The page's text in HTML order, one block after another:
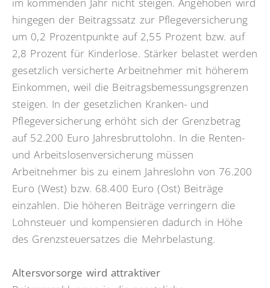
hingegen der Beitragssatz zur Pflegeversicherung
um 0,2 Prozentpunkte auf 2,55 Prozent bzw. auf
2,8 Prozent für Kinderlose. Stärker belastet werden
gesetzlich versicherte Arbeitnehmer mit höherem
Einkommen, weil die Beitragsbemessungsgrenzen
steigen. In der gesetzlichen Kranken- und
Pflegeversicherung erhöht sich der Grenzbetrag
auf 52.200 Euro Jahresbruttolohn. In die Renten-
und Arbeitslosenversicherung müssen
Arbeitnehmer bis zu einem Jahreslohn von 76.200
Euro (West) bzw. 68.400 Euro (Ost) Beiträge
einzahlen. Die höheren Beiträge verringern die
Lohnsteuer und kompensieren dadurch in Höhe
des Grenzsteuersatzes die Mehrbelastung.
Altersvorsorge wird attraktiver